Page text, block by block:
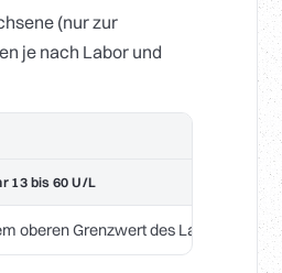
(nur zur
je nach Labor und
13 bis 60 U/L
oberen Grenzwert des Labors